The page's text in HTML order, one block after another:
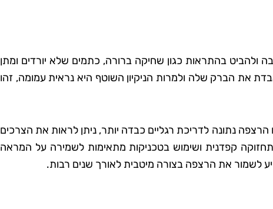
ולהביט בהתראות כגון שחיקה ברורה, כתמים שלא יורדים ומתן
הברק שלה ולמרות הניקיון השוטף היא נראית עמומה, זהו
נתונה לדריכת רגליים כבדה יותר, ניתן לראות את הצרכים
קפדנית ושימוש בטכניקות מתאימות לשמירה על המראה
לשמור את הרצפה בצורה מיטבית לאורך שנים רבות.
רועי בן-דוד